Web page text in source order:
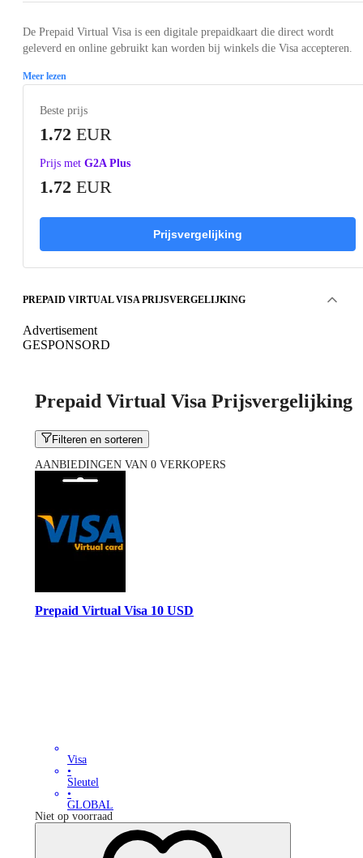
De Prepaid Virtual Visa is een digitale prepaidkaart die direct wordt
geleverd en online gebruikt kan worden bij winkels die Visa accepteren.
Meer lezen
Beste prijs
1.72 EUR
Prijs met G2A Plus
1.72 EUR
Prijsvergelijking
PREPAID VIRTUAL VISA PRIJSVERGELIJKING
Advertisement
GESPONSORD
Prepaid Virtual Visa Prijsvergelijking
Filteren en sorteren
AANBIEDINGEN VAN 0 VERKOPERS
Prepaid Virtual Visa 10 USD
Visa
•
Sleutel
•
GLOBAL
Niet op voorraad